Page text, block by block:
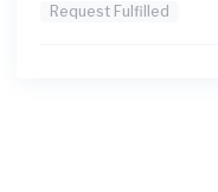
Albertus Dendy
Request Fulfilled